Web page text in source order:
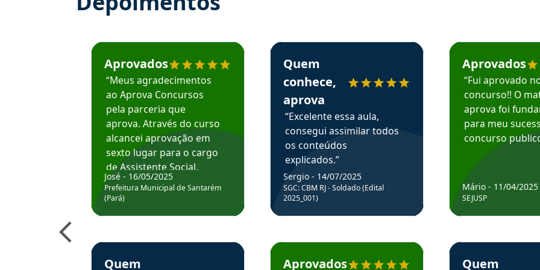
Estudante José recomenda o Aprova Concursos em depoimento
Aprovados
“Meus agradecimentos
ao Aprova Concursos
pela parceria que
aprova. Através do curso
alcancei aprovação em
sexto lugar para o cargo
de Assistente Social.
Hoje estou atuando na
Prefeitura de Santarém.
José - 16/05/2025
Prefeitura Municipal de Santarém
(Pará)
Estudante Elais recomenda o Aprova Concursos em depoimento
Quem
Estudante Sergio recomenda o Aprova Concursos em depoimento
Quem
conhece,
aprova
“Excelente essa aula,
consegui assimilar todos
os conteúdos
explicados.”
Sergio - 14/07/2025
SGC: CBM RJ - Soldado (Edital
2025_001)
Estudante Cicero recomenda o Aprova Concursos em depoimento
Aprovados
Estudante Mário
Aprovados
“Fui aprovado
concurso!! O
aprova foi
para meu
concurso
Mário - 11/04/2025
SEJUSP
Estudante Henrique
Quem